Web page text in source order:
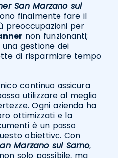
San Marzano sul
finalmente fare il
preoccupazioni per
non funzionanti;
gestione dei
di risparmiare tempo
continuo assicura
utilizzare al meglio
Ogni azienda ha
ottimizzati e la
è un passo
obiettivo. Con
Marzano sul Sarno,
solo possibile, ma